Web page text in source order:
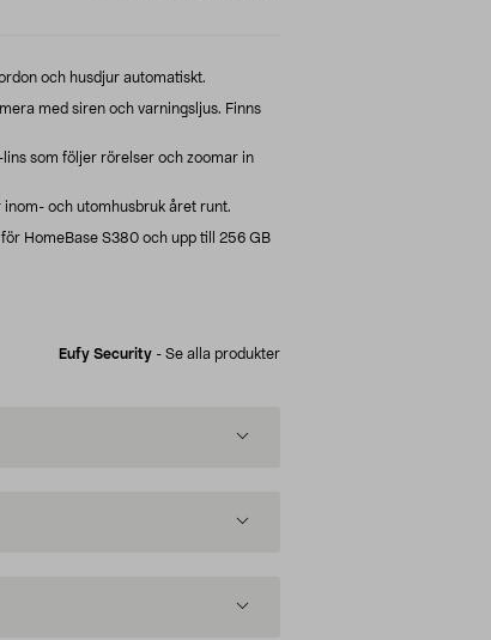
och husdjur automatiskt.
med siren och varningsljus. Finns
som följer rörelser och zoomar in
och utomhusbruk året runt.
HomeBase S380 och upp till 256 GB
Eufy Security - Se alla produkter